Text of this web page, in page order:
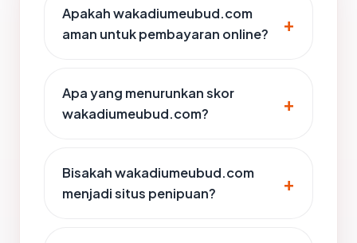
Apakah wakadiumeubud.com
aman untuk pembayaran online?
Apa yang menurunkan skor
wakadiumeubud.com?
Bisakah wakadiumeubud.com
menjadi situs penipuan?